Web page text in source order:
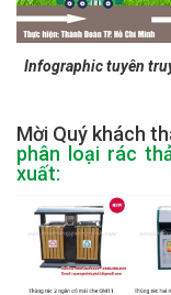
Infographic tuyên
Mời Quý khách
phân loại rác
xuất: